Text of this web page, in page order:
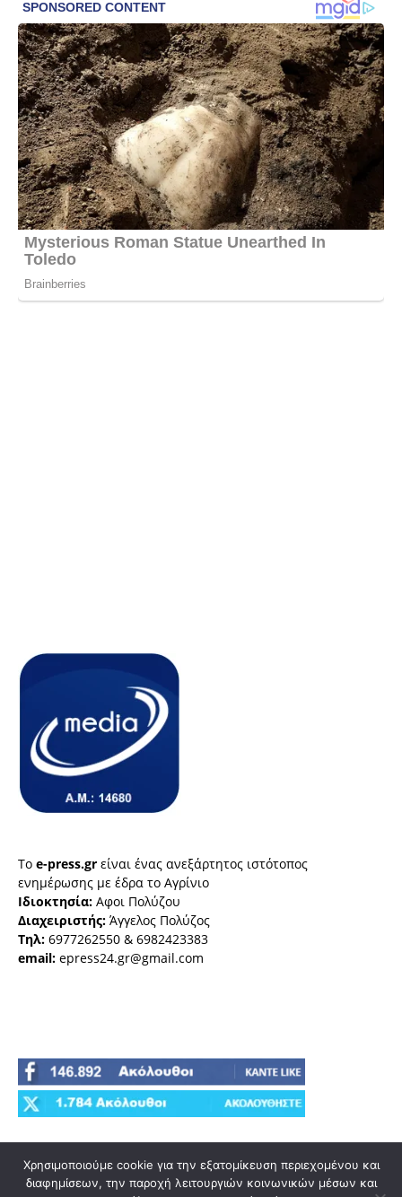
Το e-press.gr είναι ένας ανεξάρτητος ιστότοπος
ενημέρωσης με έδρα το Αγρίνιο
Ιδιοκτησία: Αφοι Πολύζου
Διαχειριστής: Άγγελος Πολύζος
Τηλ: 6977262550 & 6982423383
email: epress24.gr@gmail.com
Χρησιμοποιούμε cookie για την εξατομίκευση περιεχομένου και
διαφημίσεων, την παροχή λειτουργιών κοινωνικών μέσων και